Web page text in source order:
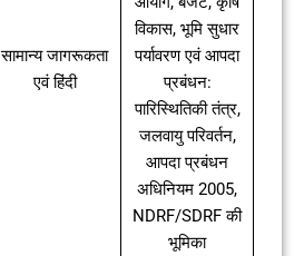
सामान्य जागरूकता
एवं हिंदी
विकास, भूमि सुधार
पर्यावरण एवं आपदा
प्रबंधन:
पारिस्थितिकी तंत्र,
जलवायु परिवर्तन,
आपदा प्रबंधन
अधिनियम 2005,
NDRF/SDRF की
भूमिका